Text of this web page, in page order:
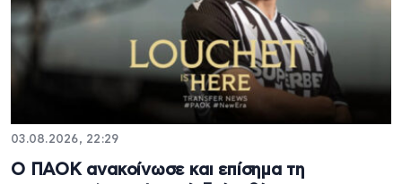
03.08.2026, 22:29
Ο ΠΑΟΚ ανακοίνωσε και επίσημα τη